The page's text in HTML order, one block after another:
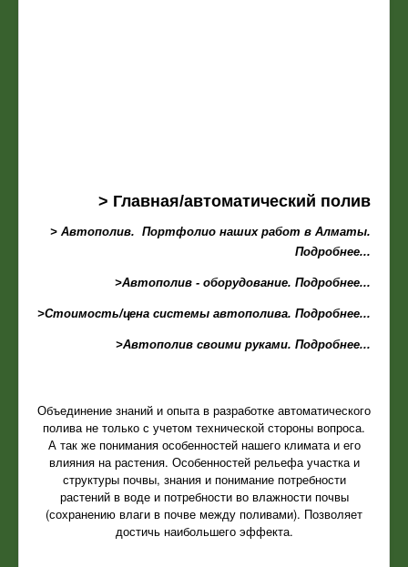
> Главная/автоматический полив
> Автополив. Портфолио наших работ в Алматы.
Подробнее...
>Автополив - оборудование. Подробнее...
>Стоимость/цена системы автополива. Подробнее...
>Автополив своими руками. Подробнее...
Объединение знаний и опыта в разработке автоматического
полива не только с учетом технической стороны вопроса.
А так же понимания особенностей нашего климата и его
влияния на растения. Особенностей рельефа участка и
структуры почвы, знания и понимание потребности
растений в воде и потребности во влажности почвы
(сохранению влаги в почве между поливами). Позволяет
достичь наибольшего эффекта.